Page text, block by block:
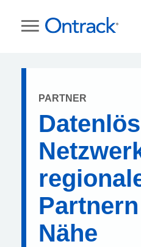
PARTNER
Nähe